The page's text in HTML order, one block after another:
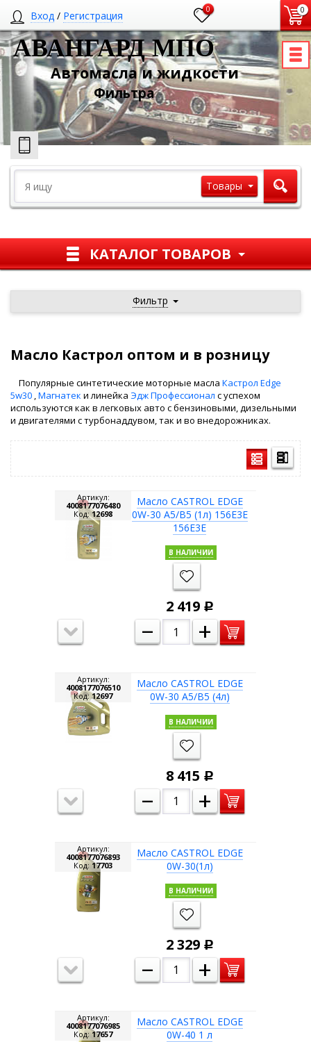
Вход / Регистрация 0 0
АВАНГАРД МПО
Автомасла и жидкости
Фильтра
Товары
КАТАЛОГ ТОВАРОВ
Фильтр
Масло Кастрол оптом и в розницу
Популярные синтетические моторные масла Кастрол Edge
5w30 ,Магнатек и линейка Эдж Профессионал с успехом
используются как в легковых авто с бензиновыми, дизельными
и двигателями с турбонаддувом, так и во внедорожниках.
Масло CASTROL EDGE
0W-30 A5/B5 (1л) 156E3E
156E3E
Артикул:
4008177076480
Код:12698
В НАЛИЧИИ
2 419 Р
– +
Масло CASTROL EDGE
0W-30 A5/B5 (4л)
Артикул:
4008177076510
Код:12697
В НАЛИЧИИ
8 415 Р
– +
Масло CASTROL EDGE
0W-30(1л)
Артикул:
4008177076893
Код:17703
В НАЛИЧИИ
2 329 Р
– +
Масло CASTROL EDGE
0W-40 1 л
Артикул:
4008177076985
Код:17657